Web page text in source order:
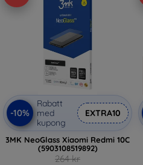
-10%
Rabatt
med
kupong
EXTRA10
3MK NeoGlass Xiaomi Redmi 10C
(5903108519892)
264 kr